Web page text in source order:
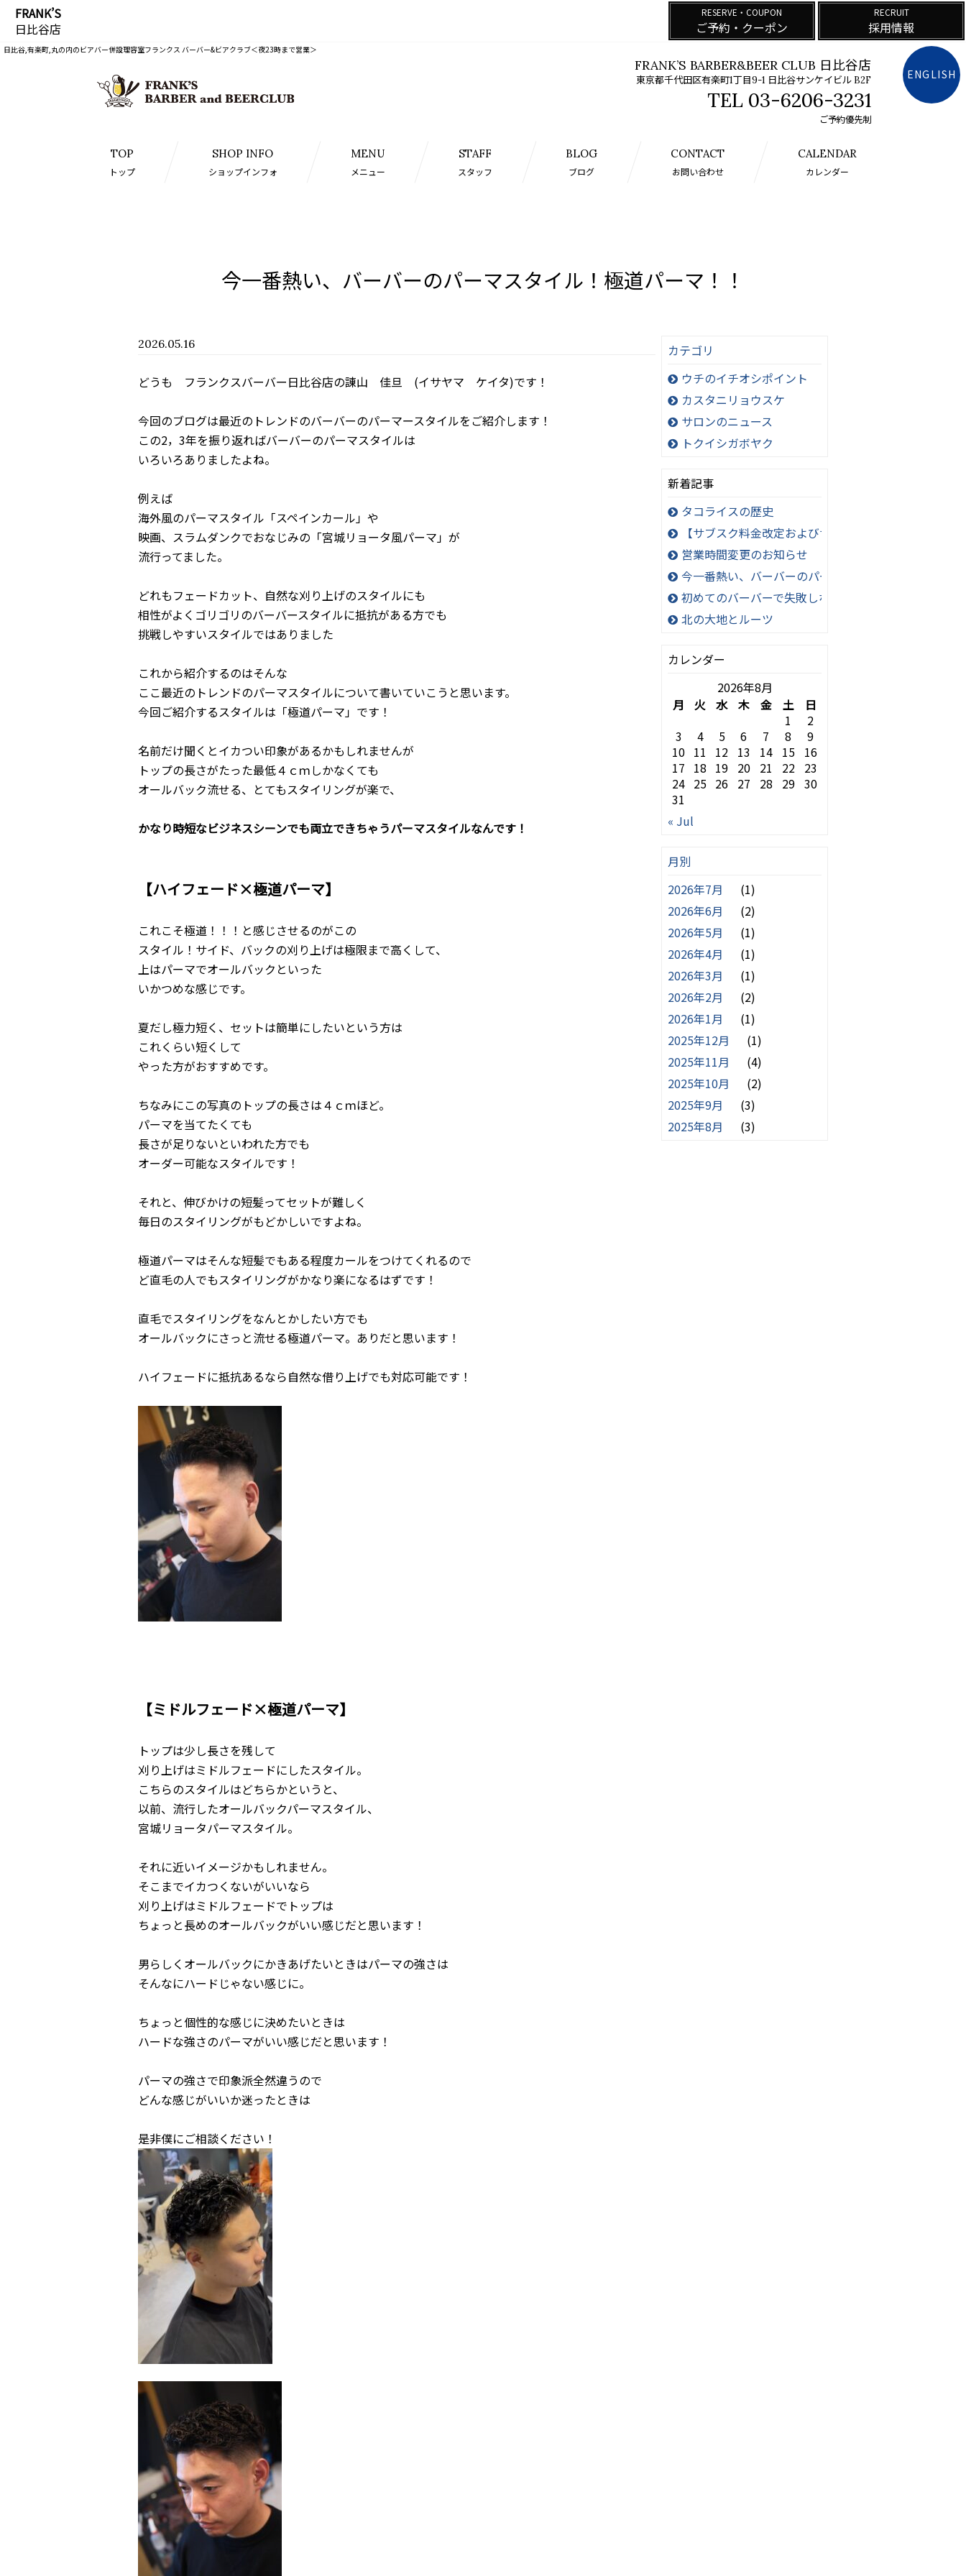
ENGLISH
FRANK’S
日比谷店
RESERVE・COUPON
ご予約・クーポン
RECRUIT
採用情報
日比谷,有楽町,丸の内のビアバー併設理容室フランクス バーバー&ビアクラブ＜夜23時まで営業＞
FRANK’S BARBER&BEER CLUB 日比谷店
東京都千代田区有楽町1丁目9-1 日比谷サンケイビル B2F
03-6206-3231
ご予約優先制
TOP
トップ
SHOP INFO
ショップインフォ
MENU
メニュー
STAFF
スタッフ
BLOG
ブログ
CONTACT
お問い合わせ
CALENDAR
カレンダー
今一番熱い、バーバーのパーマスタイル！極道パーマ！！
2026.05.16
どうも フランクスバーバー日比谷店の諌山 佳旦 (イサヤマ ケイタ)です！
今回のブログは最近のトレンドのバーバーのパーマースタイルをご紹介します！
この2，3年を振り返ればバーバーのパーマスタイルは
いろいろありましたよね。
例えば
海外風のパーマスタイル「スペインカール」や
映画、スラムダンクでおなじみの「宮城リョータ風パーマ」が
流行ってました。
どれもフェードカット、自然な刈り上げのスタイルにも
相性がよくゴリゴリのバーバースタイルに抵抗がある方でも
挑戦しやすいスタイルではありました
これから紹介するのはそんな
ここ最近のトレンドのパーマスタイルについて書いていこうと思います。
今回ご紹介するスタイルは「極道パーマ」です！
名前だけ聞くとイカつい印象があるかもしれませんが
トップの長さがたった最低４ｃｍしかなくても
オールバック流せる、とてもスタイリングが楽で、
かなり時短なビジネスシーンでも両立できちゃうパーマスタイルなんです！
【ハイフェード×極道パーマ】
これこそ極道！！！と感じさせるのがこの
スタイル！サイド、バックの刈り上げは極限まで高くして、
上はパーマでオールバックといった
いかつめな感じです。
夏だし極力短く、セットは簡単にしたいという方は
これくらい短くして
やった方がおすすめです。
ちなみにこの写真のトップの長さは４ｃｍほど。
パーマを当てたくても
長さが足りないといわれた方でも
オーダー可能なスタイルです！
それと、伸びかけの短髪ってセットが難しく
毎日のスタイリングがもどかしいですよね。
極道パーマはそんな短髪でもある程度カールをつけてくれるので
ど直毛の人でもスタイリングがかなり楽になるはずです！
直毛でスタイリングをなんとかしたい方でも
オールバックにさっと流せる極道パーマ。ありだと思います！
ハイフェードに抵抗あるなら自然な借り上げでも対応可能です！
【ミドルフェード×極道パーマ】
トップは少し長さを残して
刈り上げはミドルフェードにしたスタイル。
こちらのスタイルはどちらかというと、
以前、流行したオールバックパーマスタイル、
宮城リョータパーマスタイル。
それに近いイメージかもしれません。
そこまでイカつくないがいいなら
刈り上げはミドルフェードでトップは
ちょっと長めのオールバックがいい感じだと思います！
男らしくオールバックにかきあげたいときはパーマの強さは
そんなにハードじゃない感じに。
ちょっと個性的な感じに決めたいときは
ハードな強さのパーマがいい感じだと思います！
パーマの強さで印象派全然違うので
どんな感じがいいか迷ったときは
是非僕にご相談ください！
カテゴリ
ウチのイチオシポイント
カスタニリョウスケ
サロンのニュース
トクイシガボヤク
新着記事
タコライスの歴史
【サブスク料金改定およびサービス内容変更のお知ら
営業時間変更のお知らせ
今一番熱い、バーバーのパーマスタイル！極道パーマ
初めてのバーバーで失敗しないオーダー方法
北の大地とルーツ
カレンダー
2026年8月
月
火 水 木 金 土 日
« Jul
1
2
3
4 5 6 7 8
9
10 11 12 13 14 15
16
17 18 19 20 21 22
23
24 25 26 27 28 29 30
31
月別
2026年7月
(1)
2026年6月
(2)
2026年5月
(1)
2026年4月
(1)
2026年3月
(1)
2026年2月
(2)
2026年1月
(1)
2025年12月
(1)
2025年11月
(4)
2025年10月
(2)
2025年9月
(3)
2025年8月
(3)